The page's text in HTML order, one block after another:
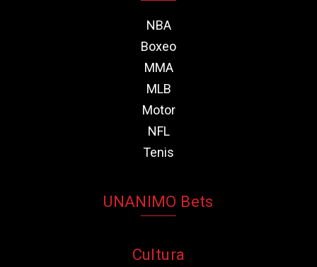
NBA
Boxeo
MMA
MLB
Motor
NFL
Tenis
UNANIMO Bets
Cultura